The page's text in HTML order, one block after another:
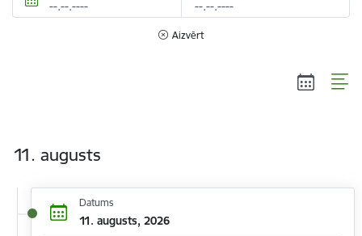
Aizvērt
11. augusts
Datums
11. augusts, 2026